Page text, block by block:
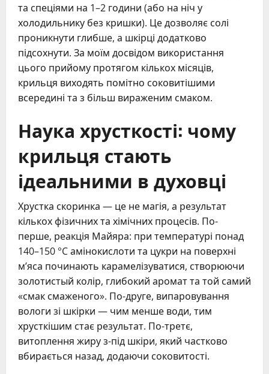
та спеціями на 1–2 години (або на ніч у
холодильнику без кришки). Це дозволяє солі
проникнути глибше, а шкірці додатково
підсохнути. За моїм досвідом використання
цього прийому протягом кількох місяців,
крильця виходять помітно соковитішими
всередині та з більш вираженим смаком.
Наука хрусткості: чому
крильця стають
ідеальними в духовці
Хрустка скоринка — це не магія, а результат
кількох фізичних та хімічних процесів. По-
перше, реакція Майяра: при температурі понад
140–150 °C амінокислоти та цукри на поверхні
м’яса починають карамелізуватися, створюючи
золотистый колір, глибокий аромат та той самий
«смак смаженого». По-друге, випаровування
вологи зі шкірки — чим менше води, тим
хрусткішим стає результат. По-третє,
витоплення жиру з-під шкіри, який частково
вбирається назад, додаючи соковитості.